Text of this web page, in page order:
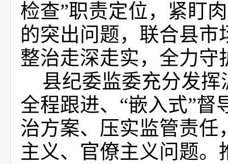
检查”职责定位，紧盯
的突出问题，联合县
整治走深走实，全力守
县纪委监委充分发
全程跟进、“嵌入式”督
治方案、压实监管责任
主义、官僚主义问题